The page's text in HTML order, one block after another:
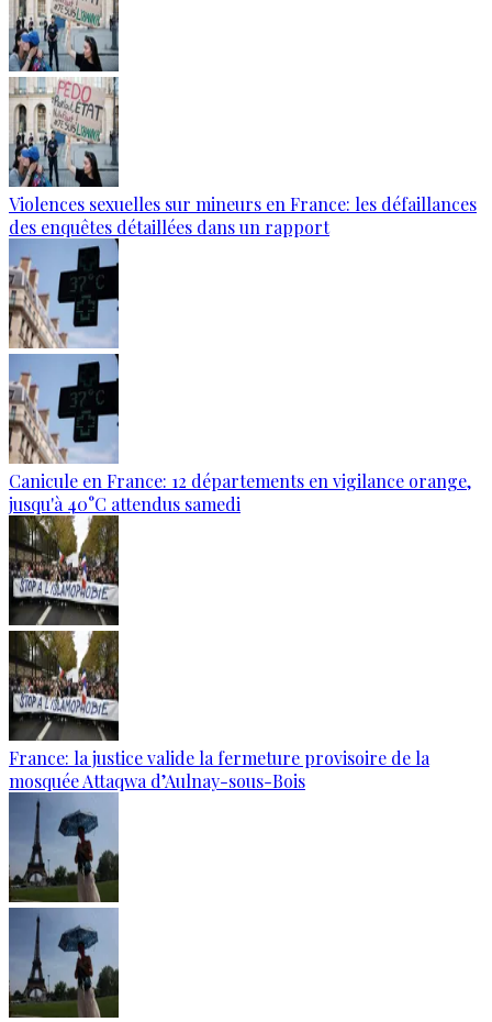
Violences sexuelles sur mineurs en France: les défaillances
des enquêtes détaillées dans un rapport
Canicule en France: 12 départements en vigilance orange,
jusqu'à 40°C attendus samedi
France: la justice valide la fermeture provisoire de la
mosquée Attaqwa d’Aulnay-sous-Bois